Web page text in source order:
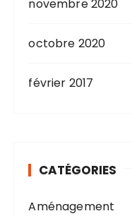
novembre 2020
octobre 2020
février 2017
CATÉGORIES
Aménagement